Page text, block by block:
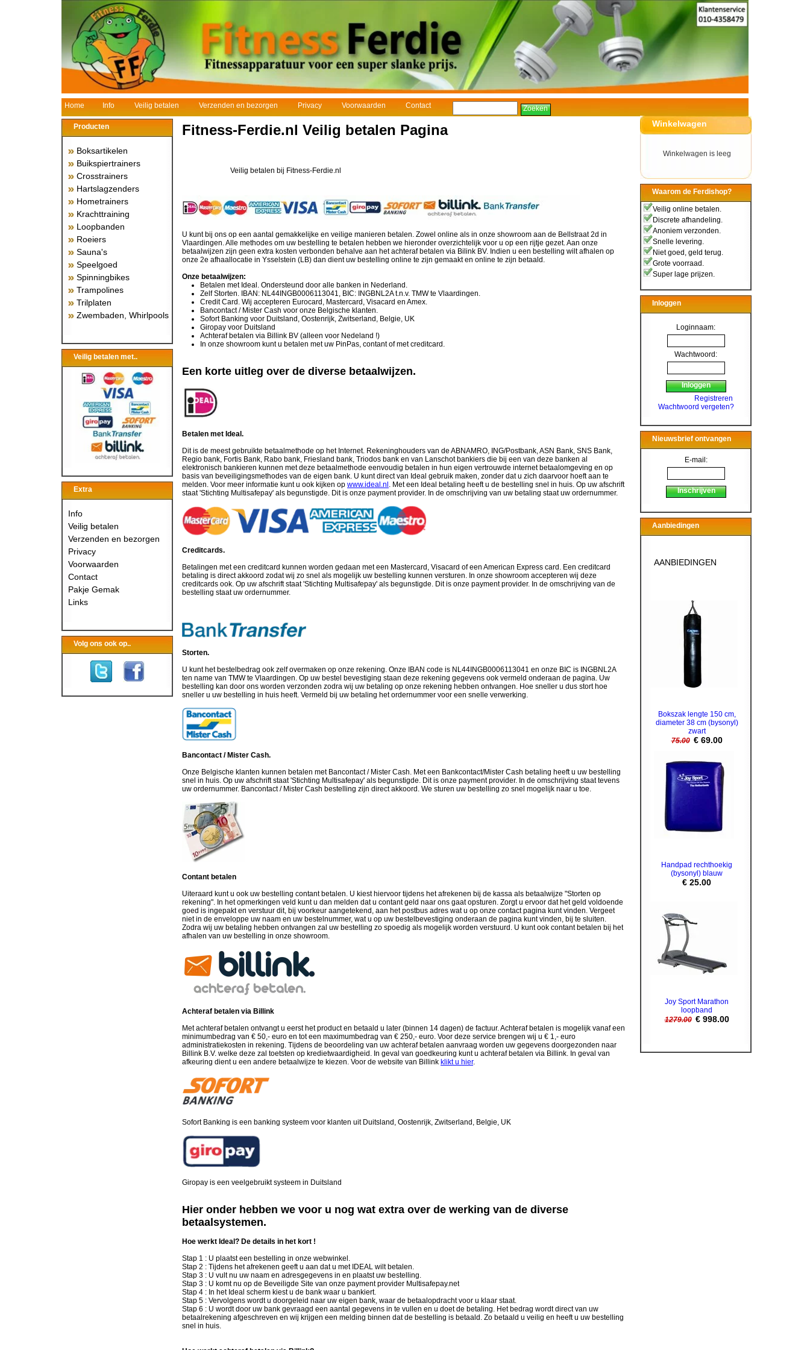
Home Info Veilig betalen Verzenden en bezorgen Privacy Voorwaarden Contact
Producten
Boksartikelen
Buikspiertrainers
Crosstrainers
Hartslagzenders
Hometrainers
Krachttraining
Loopbanden
Roeiers
Sauna's
Speelgoed
Spinningbikes
Trampolines
Trilplaten
Zwembaden, Whirlpools
Veilig betalen met..
Extra
Info
Veilig betalen
Verzenden en bezorgen
Privacy
Voorwaarden
Contact
Pakje Gemak
Links
Volg ons ook op..
Winkelwagen
Winkelwagen is leeg
Waarom de Ferdishop?
Veilig online betalen.
Discrete afhandeling.
Anoniem verzonden.
Snelle levering.
Niet goed, geld terug.
Grote voorraad.
Super lage prijzen.
Inloggen
Loginnaam:
Wachtwoord:
Registreren
Wachtwoord vergeten?
Nieuwsbrief ontvangen
E-mail:
Aanbiedingen
AANBIEDINGEN
Bokszak lengte 150 cm,
diameter 38 cm (bysonyl)
zwart
75.00 € 69.00
Handpad rechthoekig
(bysonyl) blauw
€ 25.00
Joy Sport Marathon
loopband
1279.00 € 998.00
Fitness-Ferdie.nl Veilig betalen Pagina
Veilig betalen bij Fitness-Ferdie.nl
U kunt bij ons op een aantal gemakkelijke en veilige manieren betalen. Zowel online als in onze showroom aan de Bellstraat 2d in
Vlaardingen. Alle methodes om uw bestelling te betalen hebben we hieronder overzichtelijk voor u op een rijtje gezet. Aan onze
betaalwijzen zijn geen extra kosten verbonden behalve aan het achteraf betalen via Bilink BV. Indien u een bestelling wilt afhalen op
onze 2e afhaallocatie in Ysselstein (LB) dan dient uw bestelling online te zijn gemaakt en online te zijn betaald.
Onze betaalwijzen:
Betalen met Ideal. Ondersteund door alle banken in Nederland.
Zelf Storten. IBAN: NL44INGB0006113041, BIC: INGBNL2A t.n.v. TMW te Vlaardingen.
Credit Card. Wij accepteren Eurocard, Mastercard, Visacard en Amex.
Bancontact / Mister Cash voor onze Belgische klanten.
Sofort Banking voor Duitsland, Oostenrijk, Zwitserland, Belgie, UK
Giropay voor Duitsland
Achteraf betalen via Billink BV (alleen voor Nedeland !)
In onze showroom kunt u betalen met uw PinPas, contant of met creditcard.
Een korte uitleg over de diverse betaalwijzen.
Betalen met Ideal.
Dit is de meest gebruikte betaalmethode op het Internet. Rekeninghouders van de ABNAMRO, ING/Postbank, ASN Bank, SNS Bank,
Regio bank, Fortis Bank, Rabo bank, Friesland bank, Triodos bank en van Lanschot bankiers die bij een van deze banken al
elektronisch bankieren kunnen met deze betaalmethode eenvoudig betalen in hun eigen vertrouwde internet betaalomgeving en op
basis van beveiligingsmethodes van de eigen bank. U kunt direct van Ideal gebruik maken, zonder dat u zich daarvoor hoeft aan te
melden. Voor meer informatie kunt u ook kijken op www.ideal.nl . Met een Ideal betaling heeft u de bestelling snel in huis. Op uw afschrift
staat 'Stichting Multisafepay' als begunstigde. Dit is onze payment provider. In de omschrijving van uw betaling staat uw ordernummer.
Creditcards.
Betalingen met een creditcard kunnen worden gedaan met een Mastercard, Visacard of een American Express card. Een creditcard
betaling is direct akkoord zodat wij zo snel als mogelijk uw bestelling kunnen versturen. In onze showroom accepteren wij deze
creditcards ook. Op uw afschrift staat 'Stichting Multisafepay' als begunstigde. Dit is onze payment provider. In de omschrijving van de
bestelling staat uw ordernummer.
Storten.
U kunt het bestelbedrag ook zelf overmaken op onze rekening. Onze IBAN code is NL44INGB0006113041 en onze BIC is INGBNL2A
ten name van TMW te Vlaardingen. Op uw bestel bevestiging staan deze rekening gegevens ook vermeld onderaan de pagina. Uw
bestelling kan door ons worden verzonden zodra wij uw betaling op onze rekening hebben ontvangen. Hoe sneller u dus stort hoe
sneller u uw bestelling in huis heeft. Vermeld bij uw betaling het ordernummer voor een snelle verwerking.
Bancontact / Mister Cash.
Onze Belgische klanten kunnen betalen met Bancontact / Mister Cash. Met een Bankcontact/Mister Cash betaling heeft u uw bestelling
snel in huis. Op uw afschrift staat 'Stichting Multisafepay' als begunstigde. Dit is onze payment provider. In de omschrijving staat tevens
uw ordernummer. Bancontact / Mister Cash bestelling zijn direct akkoord. We sturen uw bestelling zo snel mogelijk naar u toe.
Contant betalen
Uiteraard kunt u ook uw bestelling contant betalen. U kiest hiervoor tijdens het afrekenen bij de kassa als betaalwijze "Storten op
rekening". In het opmerkingen veld kunt u dan melden dat u contant geld naar ons gaat opsturen. Zorgt u ervoor dat het geld voldoende
goed is ingepakt en verstuur dit, bij voorkeur aangetekend, aan het postbus adres wat u op onze contact pagina kunt vinden. Vergeet
niet in de enveloppe uw naam en uw bestelnummer, wat u op uw bestelbevestiging onderaan de pagina kunt vinden, bij te sluiten.
Zodra wij uw betaling hebben ontvangen zal uw bestelling zo spoedig als mogelijk worden verstuurd. U kunt ook contant betalen bij het
afhalen van uw bestelling in onze showroom.
Achteraf betalen via Billink
Met achteraf betalen ontvangt u eerst het product en betaald u later (binnen 14 dagen) de factuur. Achteraf betalen is mogelijk vanaf een
minimumbedrag van € 50,- euro en tot een maximumbedrag van € 250,- euro. Voor deze service brengen wij u € 1,- euro
administratiekosten in rekening. Tijdens de beoordeling van uw achteraf betalen aanvraag worden uw gegevens doorgezonden naar
Billink B.V. welke deze zal toetsten op kredietwaardigheid. In geval van goedkeuring kunt u achteraf betalen via Billink. In geval van
afkeuring dient u een andere betaalwijze te kiezen. Voor de website van Billink klikt u hier.
Sofort Banking is een banking systeem voor klanten uit Duitsland, Oostenrijk, Zwitserland, Belgie, UK
Giropay is een veelgebruikt systeem in Duitsland
Hier onder hebben we voor u nog wat extra over de werking van de diverse
betaalsystemen.
Hoe werkt Ideal? De details in het kort !
Stap 1 : U plaatst een bestelling in onze webwinkel.
Stap 2 : Tijdens het afrekenen geeft u aan dat u met IDEAL wilt betalen.
Stap 3 : U vult nu uw naam en adresgegevens in en plaatst uw bestelling.
Stap 3 : U komt nu op de Beveiligde Site van onze payment provider Multisafepay.net
Stap 4 : In het Ideal scherm kiest u de bank waar u bankiert.
Stap 5 : Vervolgens wordt u doorgeleid naar uw eigen bank, waar de betaalopdracht voor u klaar staat.
Stap 6 : U wordt door uw bank gevraagd een aantal gegevens in te vullen en u doet de betaling. Het bedrag wordt direct van uw
betaalrekening afgeschreven en wij krijgen een melding binnen dat de bestelling is betaald. Zo betaald u veilig en heeft u uw bestelling
snel in huis.